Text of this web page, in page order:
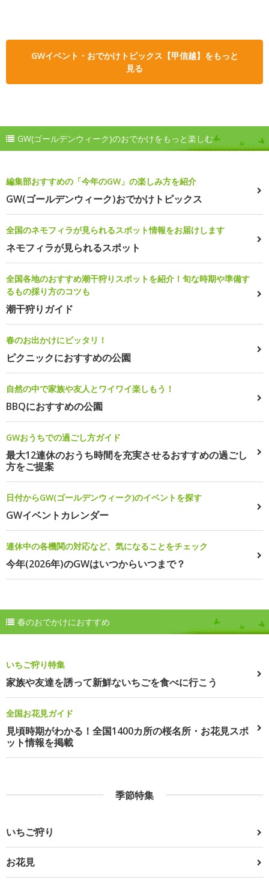
GWイベント・おでかけトピックス【甲信越】をもっと
見る
GW(ゴールデンウィーク)のおでかけをもっと楽しむ
編集部おすすめの「今年のGW」の楽しみ方を紹介
GW(ゴールデンウィーク)おでかけトピックス
全国のネモフィラが見られるスポット情報をお届けします
ネモフィラが見られるスポット
全国各地のおすすめ潮干狩りスポットを紹介！旬な時期や準備す
るもの採り方のコツも
潮干狩りガイド
春のお出かけにピッタリ！
ピクニックにおすすめの公園
自然の中で家族や友人とワイワイ楽しもう！
BBQにおすすめの公園
GWおうちでの過ごし方ガイド
最大12連休のおうち時間を充実させるおすすめの過ごし
方をご提案
日付からGW(ゴールデンウィーク)のイベントを探す
GWイベントカレンダー
連休中の各機関の対応など、気になることをチェック
今年(2026年)のGWはいつからいつまで？
春のおでかけにおすすめ
いちご狩り特集
家族や友達を誘って新鮮ないちごを食べに行こう
全国お花見ガイド
見頃時期がわかる！全国1400カ所の桜名所・お花見スポ
ット情報を掲載
季節特集
いちご狩り
お花見